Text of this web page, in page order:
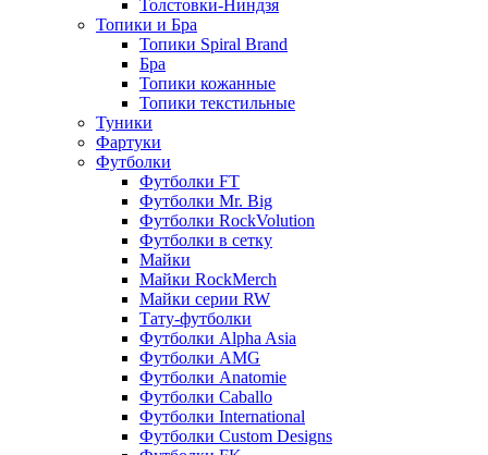
Толстовки-Ниндзя
Топики и Бра
Топики Spiral Brand
Бра
Топики кожанные
Топики текстильные
Туники
Фартуки
Футболки
Футболки FT
Футболки Mr. Big
Футболки RockVolution
Футболки в сетку
Майки
Майки RockMerch
Майки серии RW
Тату-футболки
Футболки Alpha Asia
Футболки AMG
Футболки Anatomie
Футболки Caballo
Футболки International
Футболки Custom Designs